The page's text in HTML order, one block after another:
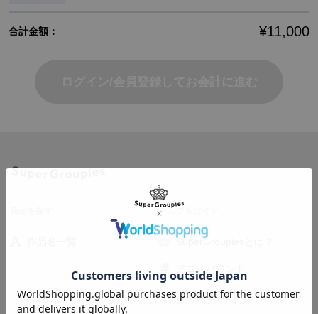
合計金額： ¥11,000
ヘルプ＆ガイド
SuperGroupiesとは？
よくある質問